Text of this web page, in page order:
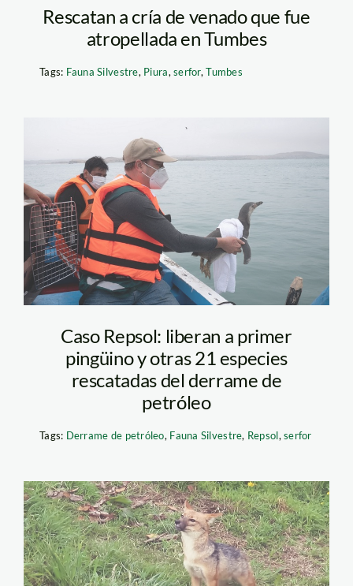
Rescatan a cría de venado que fue
atropellada en Tumbes
Tags: Fauna Silvestre, Piura,serfor,Tumbes
Foto 1
Caso Repsol: liberan a primer
pingüino y otras 21 especies
rescatadas del derrame de
petróleo
Tags: Derrame de petróleo, Fauna Silvestre, Repsol,serfor
run run habitat
cajamarca foto serfor